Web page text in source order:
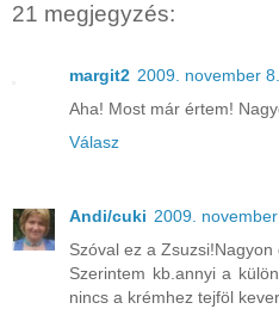
21 megjegyzés:
margit2 2009. november
Aha! Most már értem!
Válasz
Andi/cuki 2009.
Szóval ez a Zsuzsi!Nagyon
Szerintem kb.annyi a
nincs a krémhez tejföl